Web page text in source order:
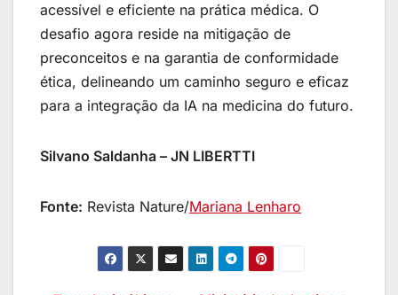
acessível e eficiente na prática médica. O
desafio agora reside na mitigação de
preconceitos e na garantia de conformidade
ética, delineando um caminho seguro e eficaz
para a integração da IA na medicina do futuro.
Silvano Saldanha – JN LIBERTTI
Fonte: Revista Nature/Mariana Lenharo